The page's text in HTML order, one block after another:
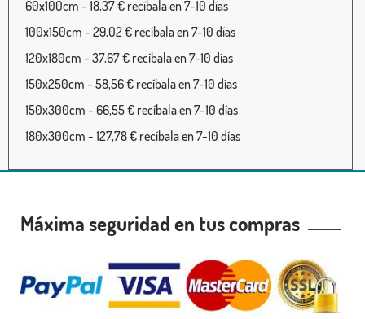
60x100cm - 18,37 € recíbala en 7-10 días
100x150cm - 29,02 € recíbala en 7-10 días
120x180cm - 37,67 € recíbala en 7-10 días
150x250cm - 58,56 € recíbala en 7-10 días
150x300cm - 66,55 € recíbala en 7-10 días
180x300cm - 127,78 € recíbala en 7-10 días
Máxima seguridad en tus compras